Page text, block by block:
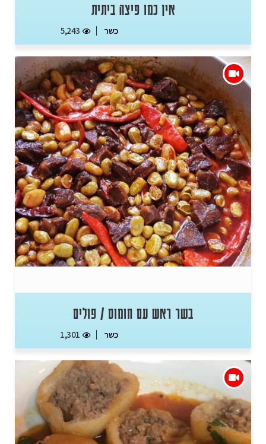
אין כמו פיצה ביתית
כשר 5,243
בשר ראש עם חומוס / פולים
כשר 1,301